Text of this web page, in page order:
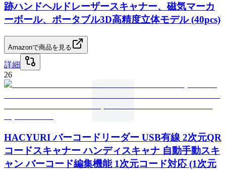
跡ハンドヘルドレーザースキャナー、磁気マーカ
ーボール、ポータブル3D高精度立体モデル (40pcs)
Amazonで商品を見る
詳細
26
HACYURI バーコードリーダー USB有線 2次元QR
コードスキャナー ハンディスキャナ 自動手動スキ
ャン バーコード編集機能 1次元コード対応 (1次元